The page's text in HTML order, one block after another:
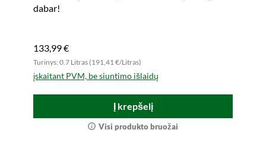
dabar!
133,99 €
Turinys: 0.7 Litras (191,41 €/Litras)
įskaitant PVM, be siuntimo išlaidų
Į krepšelį
Visi produkto bruožai